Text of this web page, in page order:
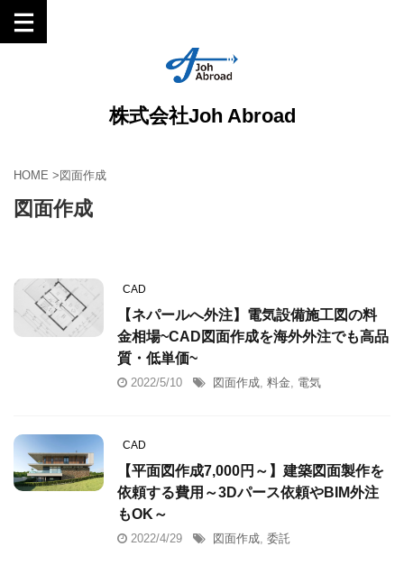
株式会社Joh Abroad
HOME >図面作成
図面作成
CAD
【ネパールへ外注】電気設備施工図の料
金相場~CAD図面作成を海外外注でも高品
質・低単価~
2022/5/10 図面作成 料金 電気
CAD
【平面図作成7,000円～】建築図面製作を
依頼する費用～3Dパース依頼やBIM外注
もOK～
2022/4/29 図面作成 委託